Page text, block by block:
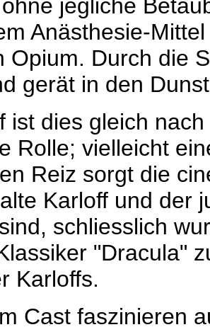
jegliche
Anästhesie-
Opium. Durch die
gerät in den
ist dies gleich nach
Rolle; vielleicht
Reiz sorgt die
Karloff und der
schliesslich
"Dracula"
Karloffs.
Cast faszinieren